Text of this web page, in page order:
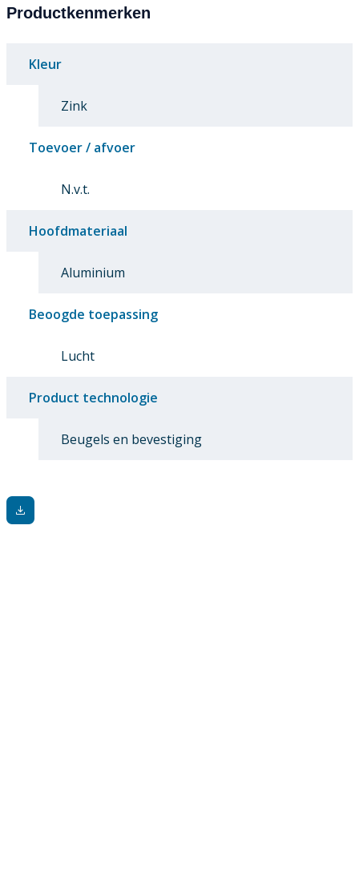
Productkenmerken
Kleur
Zink
Toevoer / afvoer
N.v.t.
Hoofdmateriaal
Aluminium
Beoogde toepassing
Lucht
Product technologie
Beugels en bevestiging